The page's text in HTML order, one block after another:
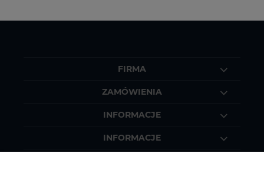
FIRMA
ZAMÓWIENIA
INFORMACJE
INFORMACJE